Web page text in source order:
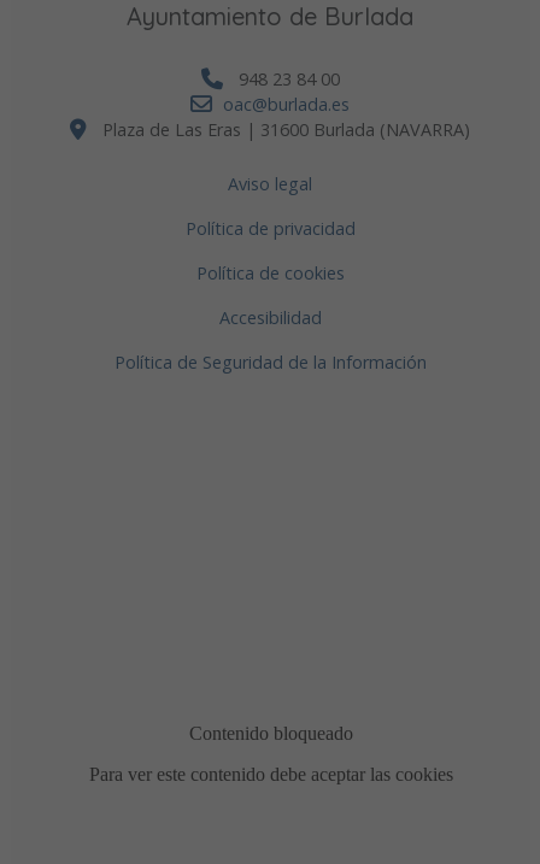
Ayuntamiento de Burlada
948 23 84 00
oac@burlada.es
Plaza de Las Eras | 31600 Burlada (NAVARRA)
Aviso legal
Política de privacidad
Política de cookies
Accesibilidad
Política de Seguridad de la Información